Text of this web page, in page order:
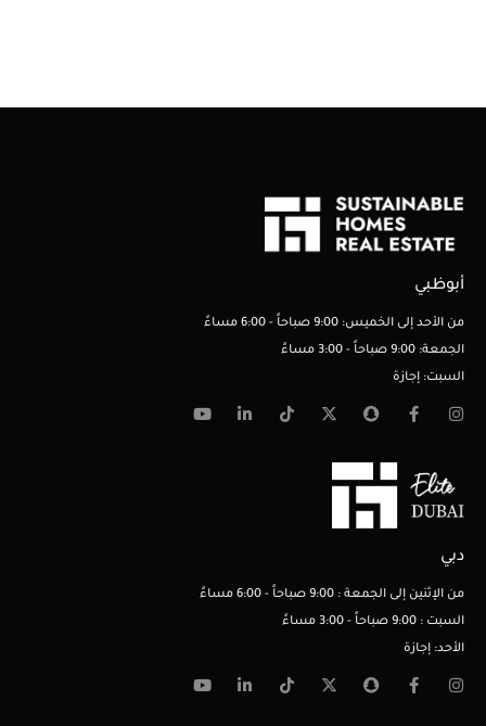
أبوظبي
من الأحد إلى الخميس: 9:00 صباحاً - 6:00 مساءً
الجمعة: 9:00 صباحاً - 3:00 مساءً
السبت: إجازة
دبي
من الإثنين إلى الجمعة : 9:00 صباحاً - 6:00 مساءً
السبت : 9:00 صباحاً - 3:00 مساءً
الأحد: إجازة